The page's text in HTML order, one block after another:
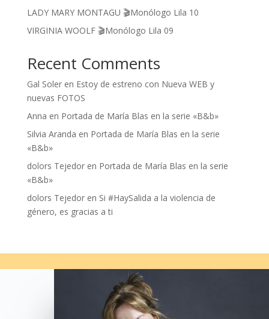
LADY MARY MONTAGU 🎬Monólogo Lila 10
VIRGINIA WOOLF 🎬Monólogo Lila 09
Recent Comments
Gal Soleren Estoy de estreno con Nueva WEB y
nuevas FOTOS
Anna en Portada de María Blas en la serie «B&b»
Silvia Aranda en Portada de María Blas en la serie
«B&b»
dolors Tejedoren Portada de María Blas en la serie
«B&b»
dolors Tejedoren Si #HaySalida a la violencia de
género, es gracias a ti